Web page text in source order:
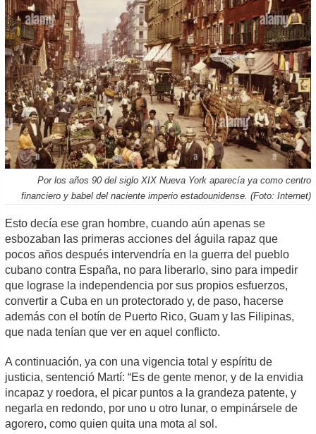
Por los años 90 del siglo XIX Nueva York aparecía ya como centro
financiero y babel del naciente imperio estadounidense. (Foto: Internet)
Esto decía ese gran hombre, cuando aún apenas se
esbozaban las primeras acciones del águila rapaz que
pocos años después intervendría en la guerra del pueblo
cubano contra España, no para liberarlo, sino para impedir
que lograse la independencia por sus propios esfuerzos,
convertir a Cuba en un protectorado y, de paso, hacerse
además con el botín de Puerto Rico, Guam y las Filipinas,
que nada tenían que ver en aquel conflicto.
A continuación, ya con una vigencia total y espíritu de
justicia, sentenció Martí: “Es de gente menor, y de la envidia
incapaz y roedora, el picar puntos a la grandeza patente, y
negarla en redondo, por uno u otro lunar, o empinársele de
agorero, como quien quita una mota al sol.